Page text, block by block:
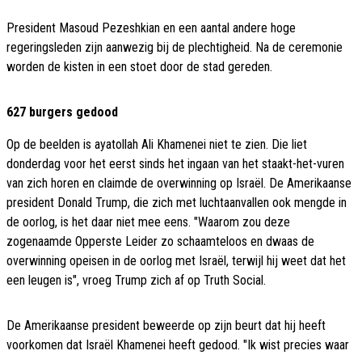
President Masoud Pezeshkian en een aantal andere hoge
regeringsleden zijn aanwezig bij de plechtigheid. Na de ceremonie
worden de kisten in een stoet door de stad gereden.
627 burgers gedood
Op de beelden is ayatollah Ali Khamenei niet te zien. Die liet
donderdag voor het eerst sinds het ingaan van het staakt-het-vuren
van zich horen en claimde de overwinning op Israël. De Amerikaanse
president Donald Trump, die zich met luchtaanvallen ook mengde in
de oorlog, is het daar niet mee eens. "Waarom zou deze
zogenaamde Opperste Leider zo schaamteloos en dwaas de
overwinning opeisen in de oorlog met Israël, terwijl hij weet dat het
een leugen is", vroeg Trump zich af op Truth Social.
De Amerikaanse president beweerde op zijn beurt dat hij heeft
voorkomen dat Israël Khamenei heeft gedood. "Ik wist precies waar